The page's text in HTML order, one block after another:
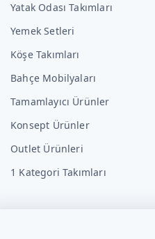
Yatak Odası Takımları
Yemek Setleri
Köşe Takımları
Bahçe Mobilyaları
Tamamlayıcı Ürünler
Konsept Ürünler
Outlet Ürünleri
1 Kategori Takımları